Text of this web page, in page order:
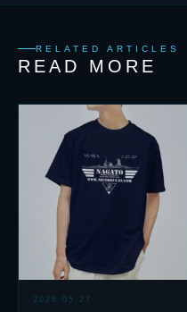
RELATED ARTICLES
READ MORE
2026.05.27